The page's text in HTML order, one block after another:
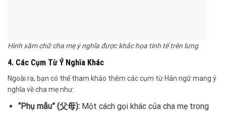
Hình xăm chữ cha mẹ ý nghĩa được khắc họa tinh tế trên lưng
4. Các Cụm Từ Ý Nghĩa Khác
Ngoài ra, bạn có thể tham khảo thêm các cụm từ Hán ngữ mang ý
nghĩa về cha mẹ như:
“Phụ mẫu” (父母):Một cách gọi khác của cha mẹ trong